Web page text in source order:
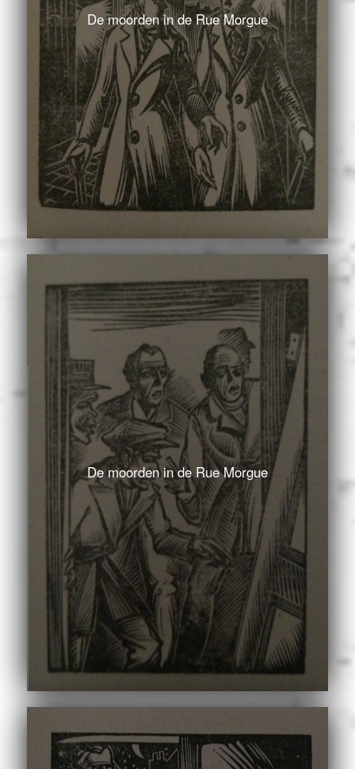
De moorden in de Rue Morgue
De moorden in de Rue Morgue